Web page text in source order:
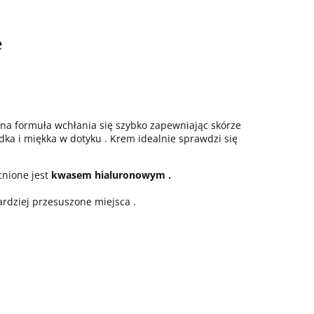
formuła wchłania się szybko zapewniając skórze
i miękka w dotyku . Krem idealnie sprawdzi się
jest kwasem hialuronowym .
przesuszone miejsca .